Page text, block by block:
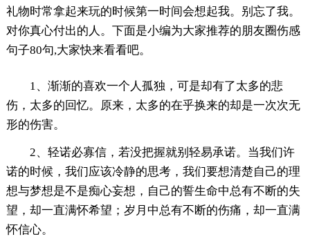
礼物时常拿起来玩的时候第一时间会想起我。别忘了我。
对你真心付出的人。下面是小编为大家推荐的朋友圈伤感
句子80句,大家快来看看吧。
1、渐渐的喜欢一个人孤独，可是却有了太多的悲
伤，太多的回忆。原来，太多的在乎换来的却是一次次无
形的伤害。
2、轻诺必寡信，若没把握就别轻易承诺。当我们许
诺的时候，我们应该冷静的思考，我们要想清楚自己的理
想与梦想是不是痴心妄想，自己的誓生命中总有不断的失
望，却一直满怀希望；岁月中总有不断的伤痛，却一直满
怀信心。